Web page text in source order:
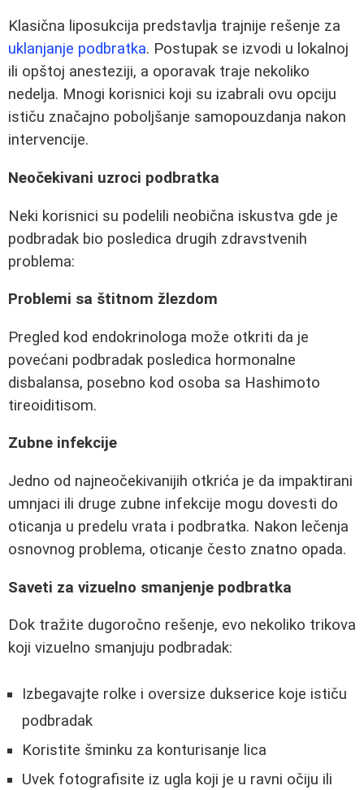
Klasična liposukcija predstavlja trajnije rešenje za
uklanjanje podbratka. Postupak se izvodi u lokalnoj
ili opštoj anesteziji, a oporavak traje nekoliko
nedelja. Mnogi korisnici koji su izabrali ovu opciju
ističu značajno poboljšanje samopouzdanja nakon
intervencije.
Neočekivani uzroci podbratka
Neki korisnici su podelili neobična iskustva gde je
podbradak bio posledica drugih zdravstvenih
problema:
Problemi sa štitnom žlezdom
Pregled kod endokrinologa može otkriti da je
povećani podbradak posledica hormonalne
disbalansa, posebno kod osoba sa Hashimoto
tireoiditisom.
Zubne infekcije
Jedno od najneočekivanijih otkrića je da impaktirani
umnjaci ili druge zubne infekcije mogu dovesti do
oticanja u predelu vrata i podbratka. Nakon lečenja
osnovnog problema, oticanje često znatno opada.
Saveti za vizuelno smanjenje podbratka
Dok tražite dugoročno rešenje, evo nekoliko trikova
koji vizuelno smanjuju podbradak:
Izbegavajte rolke i oversize dukserice koje ističu
podbradak
Koristite šminku za konturisanje lica
Uvek fotografisite iz ugla koji je u ravni očiju ili